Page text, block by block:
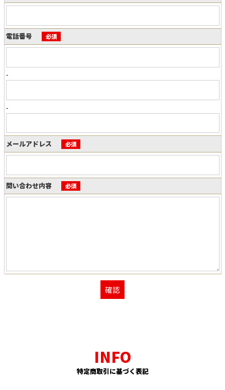
電話番号 必須
-
-
メールアドレス 必須
問い合わせ内容 必須
特定商取引に基づく表記